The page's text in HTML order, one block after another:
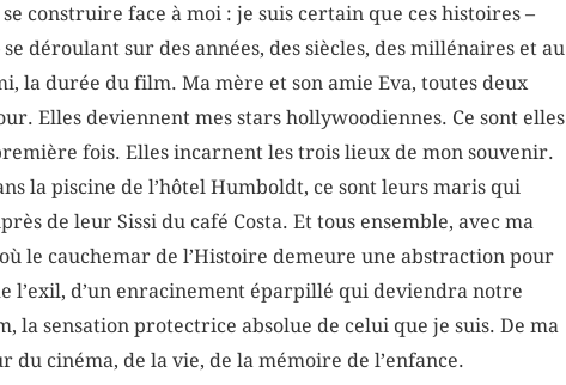
construire face à moi : je suis certain que ces histoires –
déroulant sur des années, des siècles, des millénaires et au
la durée du film. Ma mère et son amie Eva, toutes deux
Elles deviennent mes stars hollywoodiennes. Ce sont elles
fois. Elles incarnent les trois lieux de mon souvenir.
la piscine de l’hôtel Humboldt, ce sont leurs maris qui
de leur Sissi du café Costa. Et tous ensemble, avec ma
le cauchemar de l’Histoire demeure une abstraction pour
l’exil, d’un enracinement éparpillé qui deviendra notre
la sensation protectrice absolue de celui que je suis. De ma
du cinéma, de la vie, de la mémoire de l’enfance.